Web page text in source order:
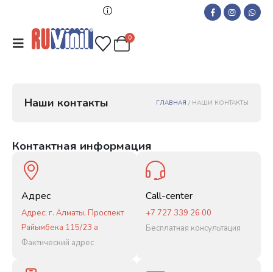
0
Наши контакты ГЛАВНАЯ / НАШИ КОНТАКТЫ
Контактная информация
Адрес
Адрес: г. Алматы, Проспект
Райымбека 115/23 а
Фактический адрес
Call-center
+7 727 339 26 00
Бесплатная консультация